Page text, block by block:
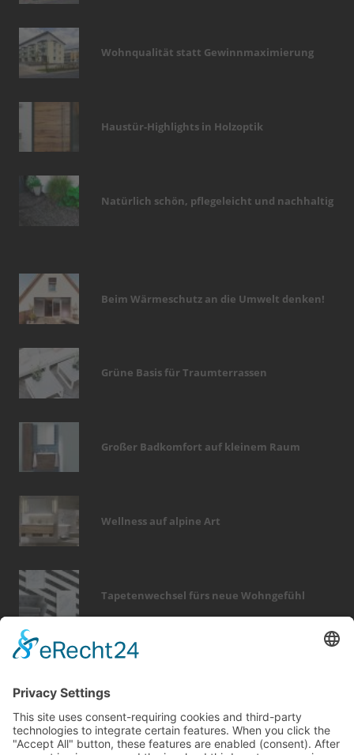
Wohnqualität statt Gewinnmaximierung
Haustür-Highlights in Holzoptik
Natürlich schön, pflegeleicht und nachhaltig
Beim Wärmeschutz an die Umwelt denken!
Grüne Basis für Traumterrassen
Großer Badkomfort auf kleinem Raum
Wellness auf alpine Art
Tapetenwechsel fürs neue Wohngefühl
kamin wintergarten fenster wärme
outdoor